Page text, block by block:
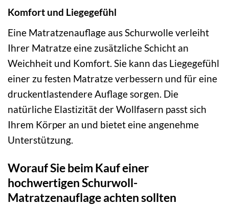
Komfort und Liegegefühl
Eine Matratzenauflage aus Schurwolle verleiht
Ihrer Matratze eine zusätzliche Schicht an
Weichheit und Komfort. Sie kann das Liegegefühl
einer zu festen Matratze verbessern und für eine
druckentlastendere Auflage sorgen. Die
natürliche Elastizität der Wollfasern passt sich
Ihrem Körper an und bietet eine angenehme
Unterstützung.
Worauf Sie beim Kauf einer
hochwertigen Schurwoll-
Matratzenauflage achten sollten